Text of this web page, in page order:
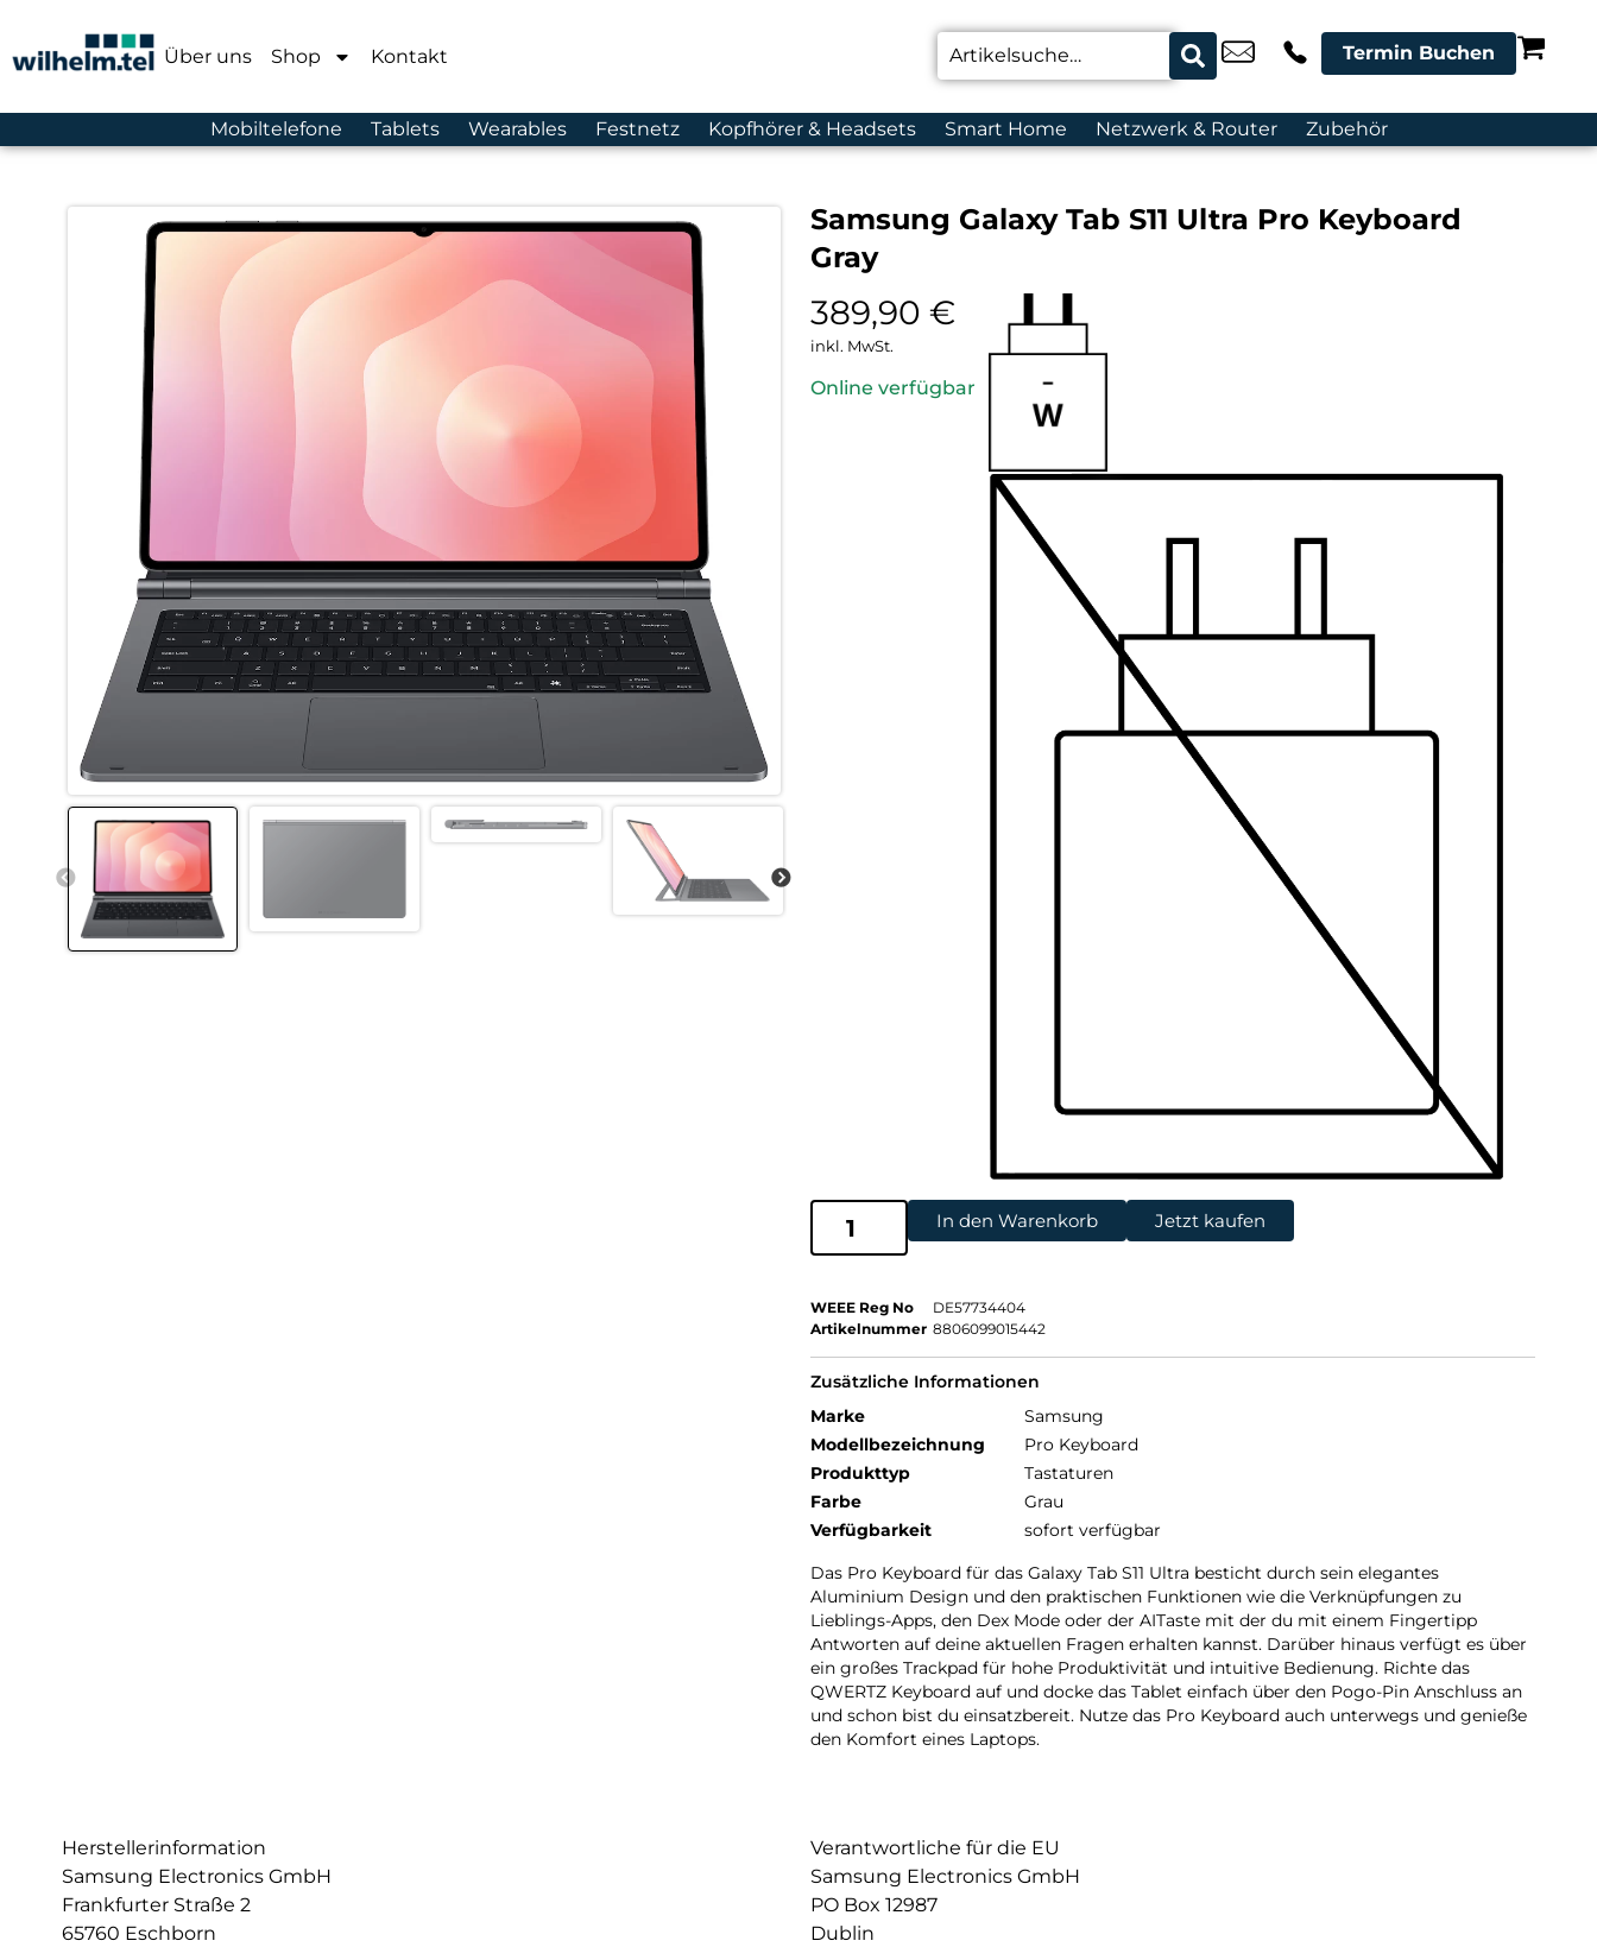
Über uns Shop Kontakt Termin Buchen
Mobiltelefone Tablets Wearables Festnetz Kopfhörer & Headsets Smart Home Netzwerk & Router Zubehör
Samsung Galaxy Tab S11 Ultra Pro Keyboard
Gray
389,90 €
inkl. MwSt.
Online verfügbar
In den Warenkorb Jetzt kaufen
WEEE Reg No
DE57734404
Artikelnummer 8806099015442
Zusätzliche Informationen
Marke
Samsung
Modellbezeichnung
Pro Keyboard
Produkttyp
Tastaturen
Farbe
Grau
Verfügbarkeit
sofort verfügbar
Das Pro Keyboard für das Galaxy Tab S11 Ultra besticht durch sein elegantes
Aluminium Design und den praktischen Funktionen wie die Verknüpfungen zu
Lieblings-Apps, den Dex Mode oder der AITaste mit der du mit einem Fingertipp
Antworten auf deine aktuellen Fragen erhalten kannst. Darüber hinaus verfügt es über
ein großes Trackpad für hohe Produktivität und intuitive Bedienung. Richte das
QWERTZ Keyboard auf und docke das Tablet einfach über den Pogo-Pin Anschluss an
und schon bist du einsatzbereit. Nutze das Pro Keyboard auch unterwegs und genieße
den Komfort eines Laptops.
Herstellerinformation
Samsung Electronics GmbH
Frankfurter Straße 2
65760 Eschborn
Verantwortliche für die EU
Samsung Electronics GmbH
PO Box 12987
Dublin